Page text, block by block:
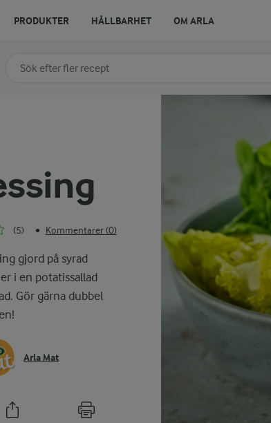
(5) • Kommentarer (0)
gjord på syrad
i en potatissallad
Gör gärna dubbel
Arla Mat
Sök på kategori eller ingrediens
PRODUKTER HÅLLBARHET OM ARLA